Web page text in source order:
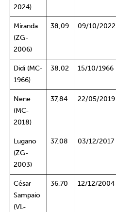
2024)
Miranda
(ZG-
2006)
38,09 09/10/2022
Didi (MC-
1966)
38,02 15/10/1966
Nene
(MC-
2018)
37,84 22/05/2019
Lugano
(ZG-
2003)
37,08 03/12/2017
César
Sampaio
(VL-
36,70 12/12/2004